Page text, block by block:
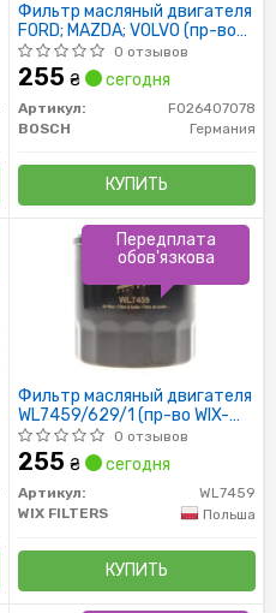
Фильтр масляный двигателя
FORD; MAZDA; VOLVO (пр-во
Bosch)
0 отзывов
255 ₴ сегодня
Артикул:
F026407078
BOSCH
Германия
КУПИТЬ
Фильтр масляный двигателя
WL7459/629/1 (пр-во WIX-
Filtron)
0 отзывов
255 ₴ сегодня
Артикул:
WL7459
WIX FILTERS
Польша
КУПИТЬ
Передплата
обов'язкова